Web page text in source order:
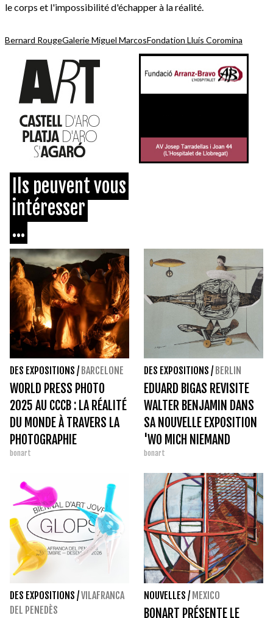
le corps et l'impossibilité d'échapper à la réalité.
Bernard RougeGalerie Miguel MarcosFondation Lluís Coromina
Ils peuvent vous
intéresser
...
DES EXPOSITIONS / BARCELONE
WORLD PRESS PHOTO
2025 AU CCCB : LA RÉALITÉ
DU MONDE À TRAVERS LA
PHOTOGRAPHIE
bonart
DES EXPOSITIONS / BERLIN
EDUARD BIGAS REVISITE
WALTER BENJAMIN DANS
SA NOUVELLE EXPOSITION
'WO MICH NIEMAND
KENNT'
bonart
DES EXPOSITIONS /VILAFRANCA
DEL PENEDÈS
NOUVELLES / MEXICO
BONART PRÉSENTE LE